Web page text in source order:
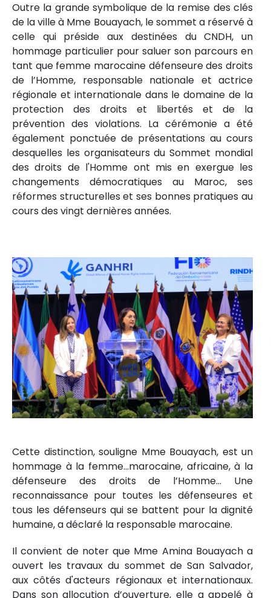
Outre la grande symbolique de la remise des clés
de la ville à Mme Bouayach, le sommet a réservé à
celle qui préside aux destinées du CNDH, un
hommage particulier pour saluer son parcours en
tant que femme marocaine défenseure des droits
de l’Homme, responsable nationale et actrice
régionale et internationale dans le domaine de la
protection des droits et libertés et de la
prévention des violations. La cérémonie a été
également ponctuée de présentations au cours
desquelles les organisateurs du Sommet mondial
des droits de l'Homme ont mis en exergue les
changements démocratiques au Maroc, ses
réformes structurelles et ses bonnes pratiques au
cours des vingt dernières années.
Cette distinction, souligne Mme Bouayach, est un
hommage à la femme...marocaine, africaine, à la
défenseure des droits de l’Homme... Une
reconnaissance pour toutes les défenseures et
tous les défenseurs qui se battent pour la dignité
humaine, a déclaré la responsable marocaine.
Il convient de noter que Mme Amina Bouayach a
ouvert les travaux du sommet de San Salvador,
aux côtés d'acteurs régionaux et internationaux.
Dans son allocution d’ouverture, elle a appelé à